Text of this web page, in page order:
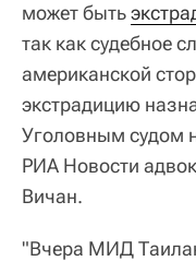
может быть
так как судебное
американской
экстрадицию
Уголовным судом
РИА Новости
Вичан.
"Вчера МИД